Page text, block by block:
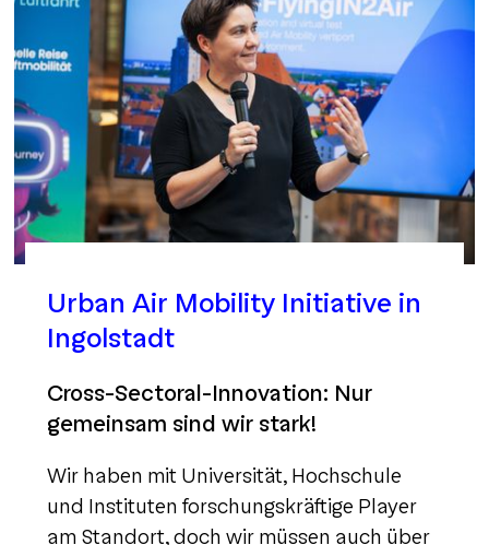
Urban Air Mobility Initiative in
Ingolstadt
Cross-Sectoral-Innovation: Nur
gemeinsam sind wir stark!
Wir haben mit Universität, Hochschule
und Instituten forschungskräftige Player
am Standort, doch wir müssen auch über